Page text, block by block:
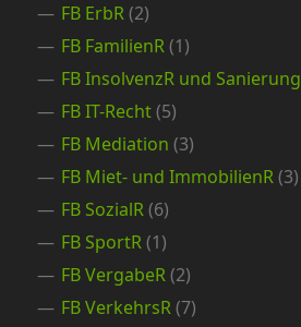
FB ErbR(2)
FB FamilienR(1)
FB InsolvenzR und Sanierung
FB IT-Recht(5)
FB Mediation (3)
FB Miet- und ImmobilienR(3)
FB SozialR(6)
FB SportR(1)
FB VergabeR(2)
FB VerkehrsR(7)